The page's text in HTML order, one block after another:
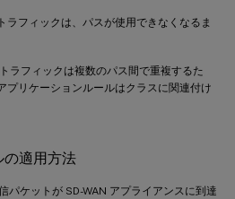
ラフィックは、パスが使用できなくなるま
ラフィックは複数のパス間で重複するた
プリケーションルールはクラスに関連付け
の適用方法
パケットが SD-WAN アプライアンスに到達